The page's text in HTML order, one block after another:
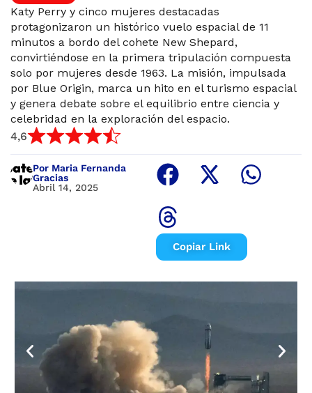
Katy Perry y cinco mujeres destacadas
protagonizaron un histórico vuelo espacial de 11
minutos a bordo del cohete New Shepard,
convirtiéndose en la primera tripulación compuesta
solo por mujeres desde 1963. La misión, impulsada
por Blue Origin, marca un hito en el turismo espacial
y genera debate sobre el equilibrio entre ciencia y
celebridad en la exploración del espacio.
4,6
Por Maria Fernanda
Gracias
Abril 14, 2025
Copiar Link